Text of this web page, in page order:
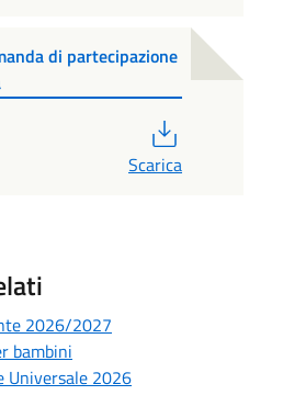
di partecipazione
Scarica
2026/2027
bambini
Universale 2026